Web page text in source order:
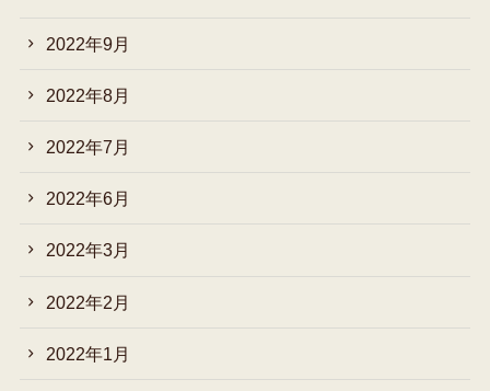
2022年9月
2022年8月
2022年7月
2022年6月
2022年3月
2022年2月
2022年1月